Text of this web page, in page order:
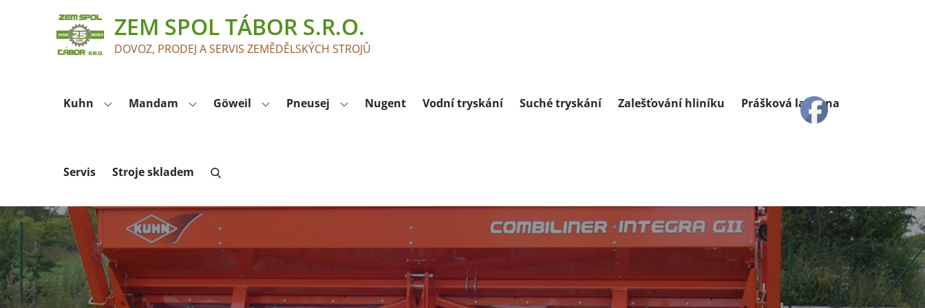
ZEM SPOL TÁBOR S.R.O.
DOVOZ, PRODEJ A SERVIS ZEMĚDĚLSKÝCH STROJŮ
Kuhn Mandam Göweil Pneusej Nugent Vodní tryskání Suché tryskání Zalešťování hliníku Prášková lakovna
Servis Stroje skladem